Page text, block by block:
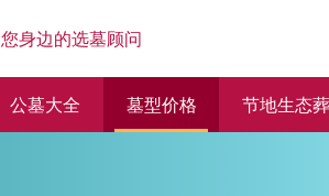
您身边的选墓顾问
公墓大全 墓型价格 节地生态葬